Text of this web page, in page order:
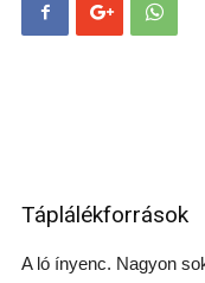
Táplálékforrások
A ló ínyenc. Nagyon